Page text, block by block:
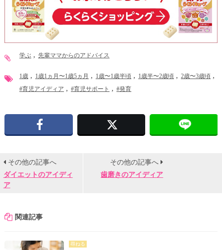
学ぶ 先輩ママからのアドバイス
1歳 1歳1ヵ月〜1歳5ヵ月 1歳〜1歳半頃 1歳半〜2歳頃 2歳〜3歳頃
#育児アイディア #育児サポート #発育
その他の記事へ
ダイエットのアイディ
ア
その他の記事へ
歯磨きのアイディア
関連記事
尋ねる